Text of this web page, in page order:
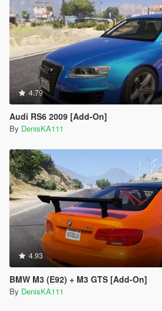
4.79
Audi RS6 2009 [Add-On]
By DenisKA111
4.93
BMW M3 (E92) + M3 GTS [Add-On]
By DenisKA111